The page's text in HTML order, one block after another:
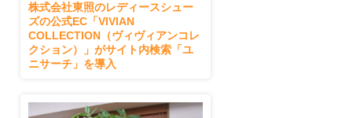
株式会社東照のレディースシュー
ズの公式EC「VIVIAN
COLLECTION（ヴィヴィアンコレ
クション）」がサイト内検索「ユ
ニサーチ」を導入